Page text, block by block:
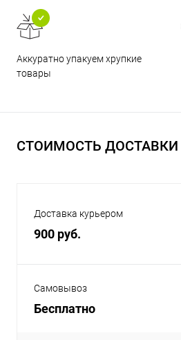
Аккуратно упакуем хрупкие
товары
СТОИМОСТЬ ДОСТАВКИ
Доставка курьером
900 руб.
Самовывоз
Бесплатно